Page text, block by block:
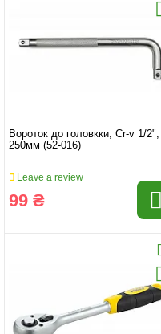
Вороток до головкки, Cr-v 1/2",
250мм (52-016)
Leave a review
99 ₴